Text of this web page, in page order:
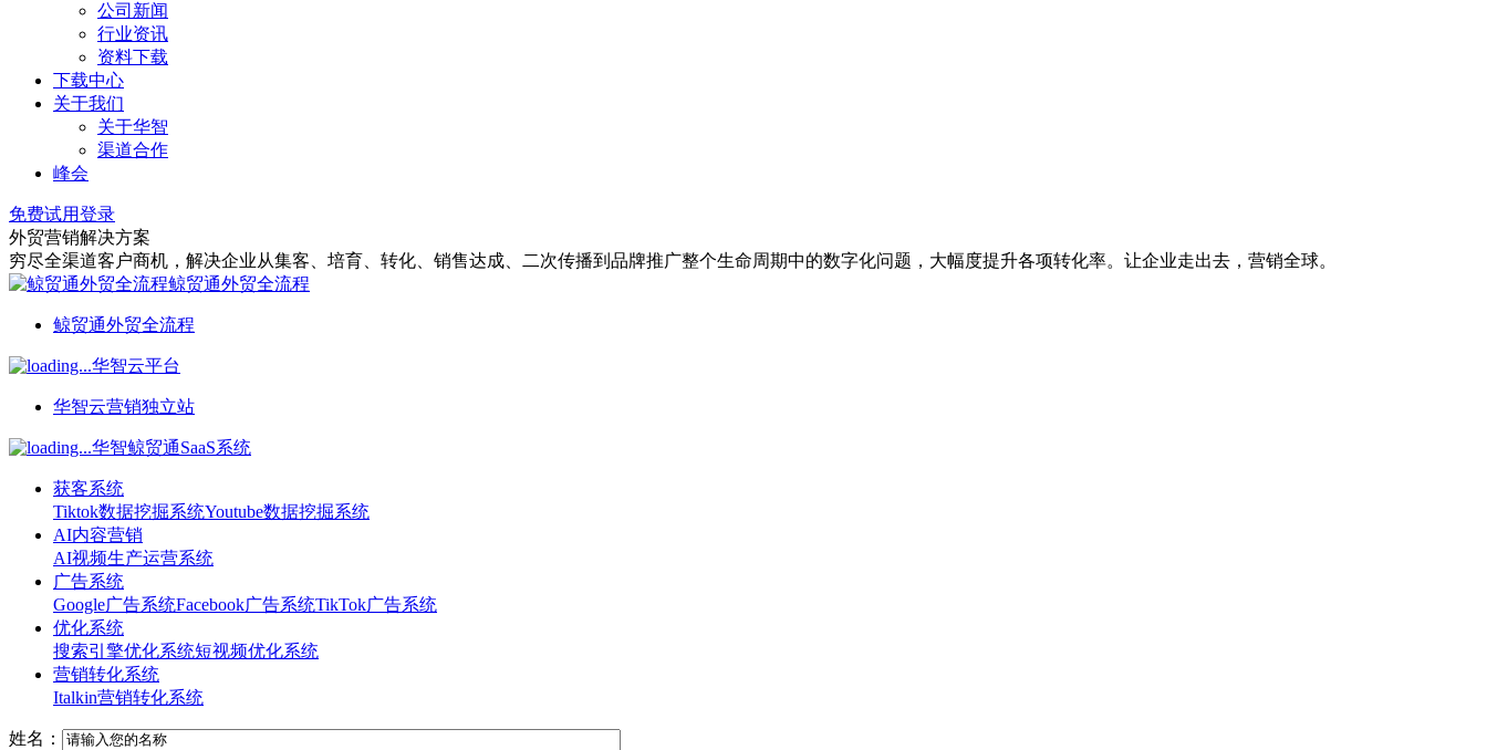
公司新闻
行业资讯
资料下载
下载中心
关于我们
关于华智
渠道合作
峰会
免费试用登录
外贸营销解决方案
穷尽全渠道客户商机，解决企业从集客、培育、转化、销售达成、二次传播到品牌推广整个生命周期中的数字化问题，大幅度提升各项转化率。让企业走出去，营销全球。
鲸贸通外贸全流程
鲸贸通外贸全流程
华智云平台
华智云营销独立站
华智鲸贸通SaaS系统
获客系统
Tiktok数据挖掘系统Youtube数据挖掘系统
AI内容营销
AI视频生产运营系统
广告系统
Google广告系统Facebook广告系统TikTok广告系统
优化系统
搜索引擎优化系统短视频优化系统
营销转化系统
Italkin营销转化系统
姓名：